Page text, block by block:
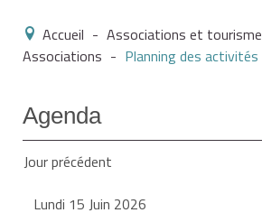
Accueil - Associations et tourisme
Associations - Planning des activités
Agenda
Jour précédent
Lundi 15 Juin 2026